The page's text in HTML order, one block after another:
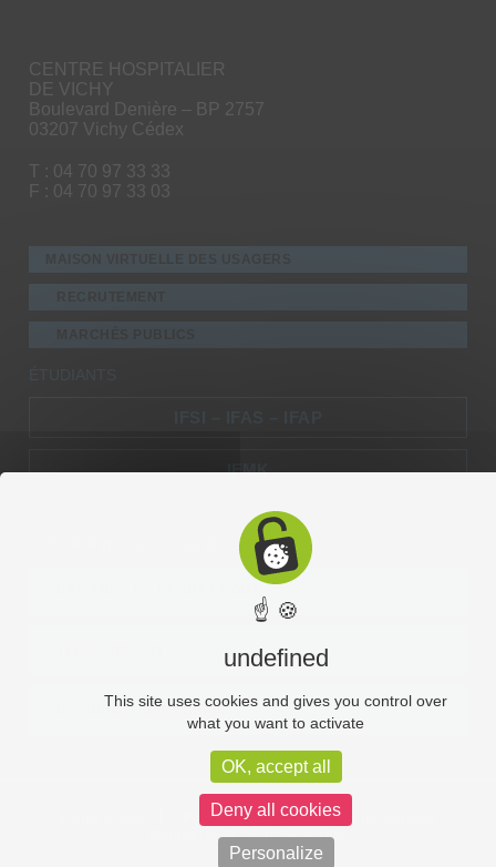
CENTRE HOSPITALIER
DE VICHY
Boulevard Denière – BP 2757
03207 Vichy Cédex
T : 04 70 97 33 33
F : 04 70 97 33 03
IFMK
RÉSULTATS D’IMAGERIE
Plan du site
Mentions légales
Politique de confidentialité
☝ 🍪
undefined
This site uses cookies and gives you control over
what you want to activate
OK, accept all
Deny all cookies
Personalize